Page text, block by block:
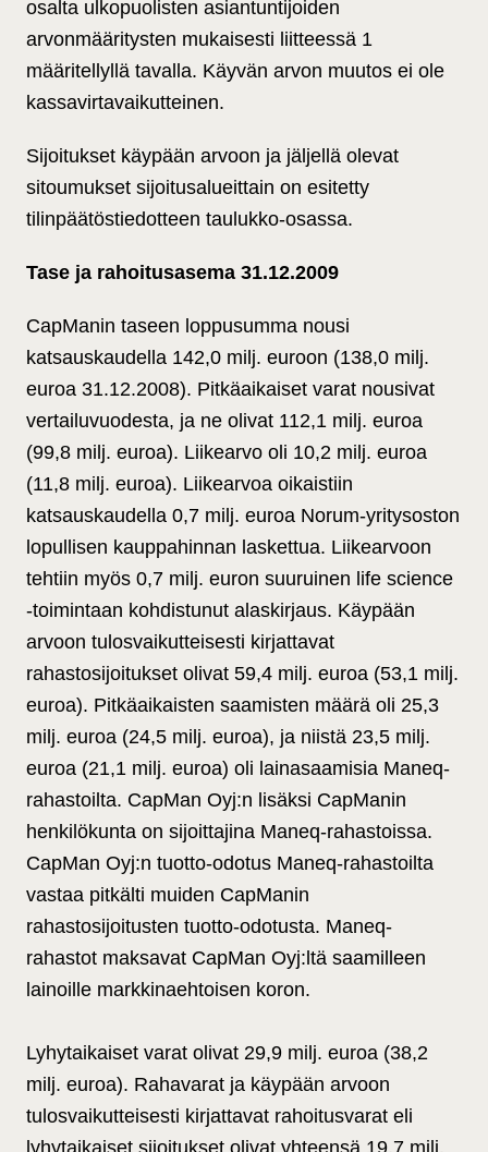
osalta ulkopuolisten asiantuntijoiden
arvonmääritysten mukaisesti liitteessä 1
määritellyllä tavalla. Käyvän arvon muutos ei ole
kassavirtavaikutteinen.
Sijoitukset käypään arvoon ja jäljellä olevat
sitoumukset sijoitusalueittain on esitetty
tilinpäätöstiedotteen taulukko-osassa.
Tase ja rahoitusasema 31.12.2009
CapManin taseen loppusumma nousi
katsauskaudella 142,0 milj. euroon (138,0 milj.
euroa 31.12.2008). Pitkäaikaiset varat nousivat
vertailuvuodesta, ja ne olivat 112,1 milj. euroa
(99,8 milj. euroa). Liikearvo oli 10,2 milj. euroa
(11,8 milj. euroa). Liikearvoa oikaistiin
katsauskaudella 0,7 milj. euroa Norum-yritysoston
lopullisen kauppahinnan laskettua. Liikearvoon
tehtiin myös 0,7 milj. euron suuruinen life science
-toimintaan kohdistunut alaskirjaus. Käypään
arvoon tulosvaikutteisesti kirjattavat
rahastosijoitukset olivat 59,4 milj. euroa (53,1 milj.
euroa). Pitkäaikaisten saamisten määrä oli 25,3
milj. euroa (24,5 milj. euroa), ja niistä 23,5 milj.
euroa (21,1 milj. euroa) oli lainasaamisia Maneq-
rahastoilta. CapMan Oyj:n lisäksi CapManin
henkilökunta on sijoittajina Maneq-rahastoissa.
CapMan Oyj:n tuotto-odotus Maneq-rahastoilta
vastaa pitkälti muiden CapManin
rahastosijoitusten tuotto-odotusta. Maneq-
rahastot maksavat CapMan Oyj:ltä saamilleen
lainoille markkinaehtoisen koron.
Lyhytaikaiset varat olivat 29,9 milj. euroa (38,2
milj. euroa). Rahavarat ja käypään arvoon
tulosvaikutteisesti kirjattavat rahoitusvarat eli